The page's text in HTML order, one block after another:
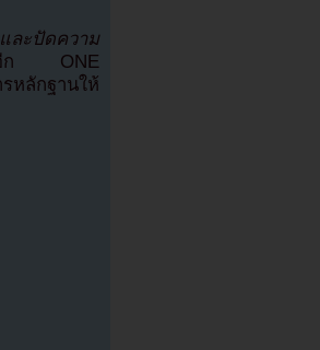
ละปัดความ
งอีก ONE
หลักฐานให้